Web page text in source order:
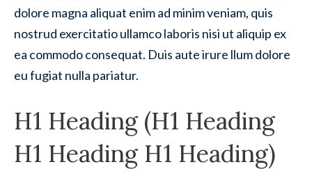
dolore magna aliquat enim ad minim veniam, quis
nostrud exercitatio ullamco laboris nisi ut aliquip ex
ea commodo consequat. Duis aute irure llum dolore
eu fugiat nulla pariatur.
H1 Heading (H1 Heading
H1 Heading H1 Heading)